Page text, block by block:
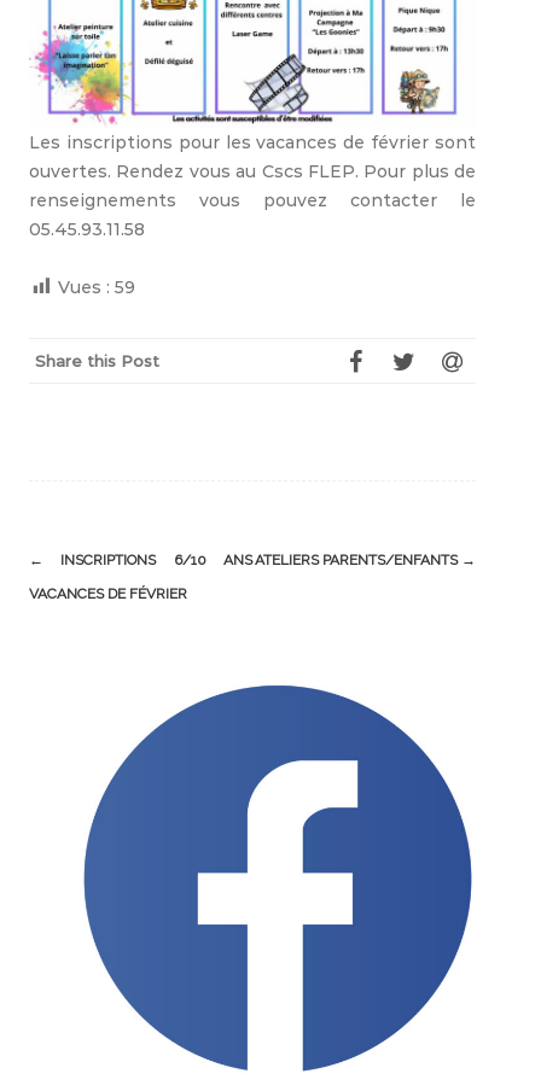
Les inscriptions pour les vacances de février sont
ouvertes. Rendez vous au Cscs FLEP. Pour plus de
renseignements vous pouvez contacter le
05.45.93.11.58
Vues : 59
Share this Post
Post
navigation
←
INSCRIPTIONS 6/10 ANS
VACANCES DE FÉVRIER
ATELIERS PARENTS/ENFANTS →